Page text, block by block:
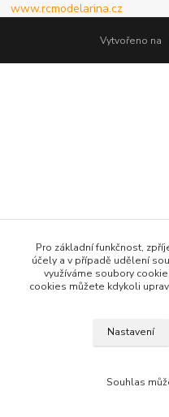
www.rcmodelarina.cz
Vytvořeno na
Pro základní funkčnost,
účely a v případě udělení
využíváme soubory
cookies můžete kdykoli
Nastavení
Souhlas